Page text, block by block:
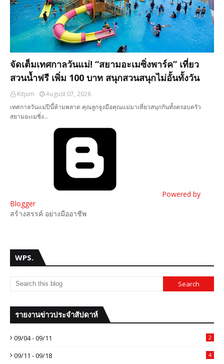
จัดเต็มเทศกาลวันแม่! “สยามอะเมซิ่งพาร์ค” เที่ยว
สวนน้ำฟรี เพิ่ม 100 บาท สนุกสวนสนุกไม่อั้นทั้งวัน
Kitjum
August 07, 2026
เทศกาลวันแม่ปีนี้ห้ามพลาด คุณลูกจูงมือคุณแม่มาเที่ยวสนุกกันทั้งครอบครัว
สยามอะเมซิ่ง…
Powered by
Blogger
สร้างสรรค์ อย่างมืออาชีพ
WPS.
รายงานข่าวประจำสัปดาห์
09/04 - 09/11 2
09/11 - 09/18 4